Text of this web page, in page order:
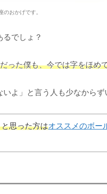
のおかげです。
でしょ？
った僕も、今では字をほめ
よ」と言う人も少なからず
思った方はオススメのボー